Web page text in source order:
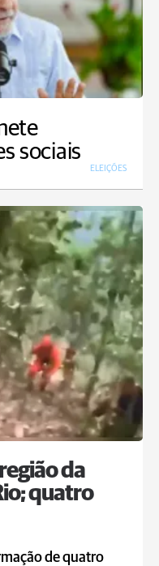
sociais
ELEIÇÕES
da
quatro
de quatro